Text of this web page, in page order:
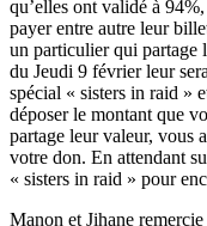
qu’elles ont validé à
payer entre autre leur
un particulier qui partage
du Jeudi 9 février leur
spécial « sisters in raid »
déposer le montant que
partage leur valeur, vous
votre don. En attendant
« sisters in raid » pour
Manon et Jihane